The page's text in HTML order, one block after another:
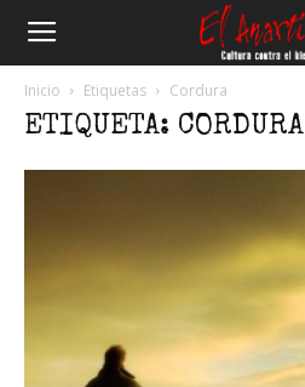
Inicio Etiquetas Cordura
ETIQUETA: CORDURA